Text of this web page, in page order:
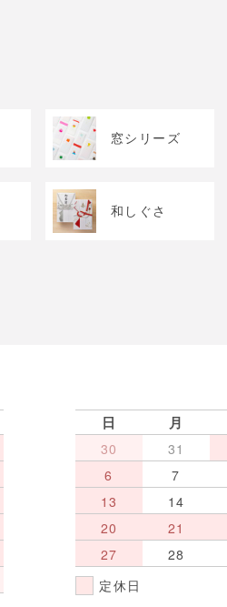
窓シリーズ
和しぐさ
日 月
30
31
6
7
13
14
20
21
27
28
定休日